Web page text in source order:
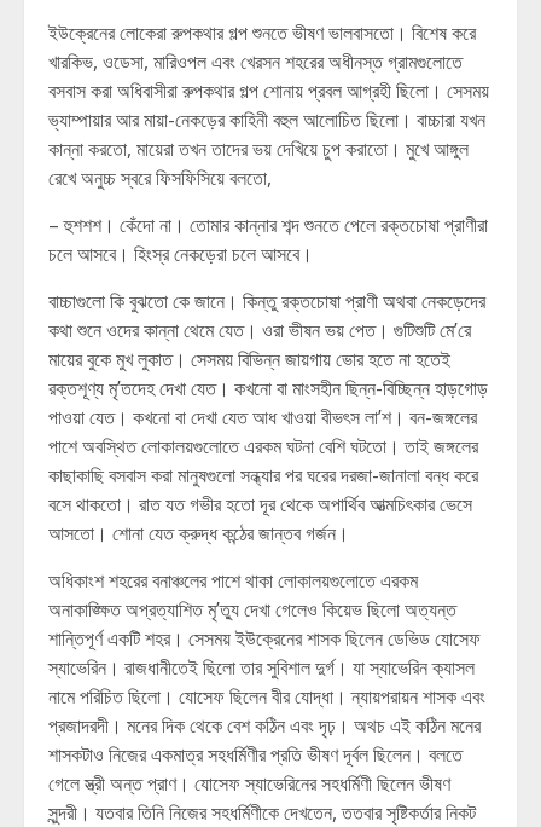
ইউক্রেনের লোকেরা রুপকথার গল্প শুনতে ভীষণ ভালবাসতো। বিশেষ করে
খারকিভ, ওডেসা, মারিওপল এবং খেরসন শহরের অধীনস্ত গ্রামগুলোতে
বসবাস করা অধিবাসীরা রুপকথার গল্প শোনায় প্রবল আগ্রহী ছিলো। সেসময়
ভ্যাম্পায়ার আর মায়া-নেকড়ের কাহিনী বহুল আলোচিত ছিলো। বাচ্চারা যখন
কান্না করতো, মায়েরা তখন তাদের ভয় দেখিয়ে চুপ করাতো। মুখে আঙ্গুল
রেখে অনুচ্চ স্বরে ফিসফিসিয়ে বলতো,
– হুশশশ। কেঁদো না। তোমার কান্নার শব্দ শুনতে পেলে রক্তচোষা প্রাণীরা
চলে আসবে। হিংস্র নেকড়েরা চলে আসবে।
বাচ্চাগুলো কি বুঝতো কে জানে। কিন্তু রক্তচোষা প্রাণী অথবা নেকড়েদের
কথা শুনে ওদের কান্না থেমে যেত। ওরা ভীষন ভয় পেত। গুটিশুটি মে’রে
মায়ের বুকে মুখ লুকাত। সেসময় বিভিন্ন জায়গায় ভোর হতে না হতেই
রক্তশূণ্য মৃ’তদেহ দেখা যেত। কখনো বা মাংসহীন ছিন্ন-বিচ্ছিন্ন হাড়গোড়
পাওয়া যেত। কখনো বা দেখা যেত আধ খাওয়া বীভৎস লা’শ। বন-জঙ্গলের
পাশে অবস্থিত লোকালয়গুলোতে এরকম ঘটনা বেশি ঘটতো। তাই জঙ্গলের
কাছাকাছি বসবাস করা মানুষগুলো সন্ধ্যার পর ঘরের দরজা-জানালা বন্ধ করে
বসে থাকতো। রাত যত গভীর হতো দূর থেকে অপার্থিব আত্মচিৎকার ভেসে
আসতো। শোনা যেত ক্রুদ্ধ কন্ঠের জান্তব গর্জন।
অধিকাংশ শহরের বনাঞ্চলের পাশে থাকা লোকালয়গুলোতে এরকম
অনাকাঙ্ক্ষিত অপ্রত্যাশিত মৃ’ত্যু দেখা গেলেও কিয়েভ ছিলো অত্যন্ত
শান্তিপূর্ণ একটি শহর। সেসময় ইউক্রেনের শাসক ছিলেন ডেভিড যোসেফ
স্যাভেরিন। রাজধানীতেই ছিলো তার সুবিশাল দুর্গ। যা স্যাভেরিন ক্যাসল
নামে পরিচিত ছিলো। যোসেফ ছিলেন বীর যোদ্ধা। ন্যায়পরায়ন শাসক এবং
প্রজাদরদী। মনের দিক থেকে বেশ কঠিন এবং দৃঢ়। অথচ এই কঠিন মনের
শাসকটাও নিজের একমাত্র সহধর্মিণীর প্রতি ভীষণ দূর্বল ছিলেন। বলতে
গেলে স্ত্রী অন্ত প্রাণ। যোসেফ স্যাভেরিনের সহধর্মিণী ছিলেন ভীষণ
সুন্দরী। যতবার তিনি নিজের সহধর্মিণীকে দেখতেন, ততবার সৃষ্টিকর্তার নিকট